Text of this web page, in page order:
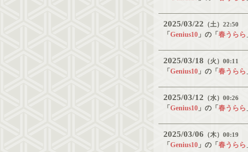
2025 03 22 （土） 22:50
「 Genius10 」の「 春うらら
2025 03 18 （火） 00:11
「 Genius10 」の「 春うらら
2025 03 12 （水） 00:26
「 Genius10 」の「 春うらら
2025 03 06 （木） 00:19
「 Genius10 」の「 春うらら